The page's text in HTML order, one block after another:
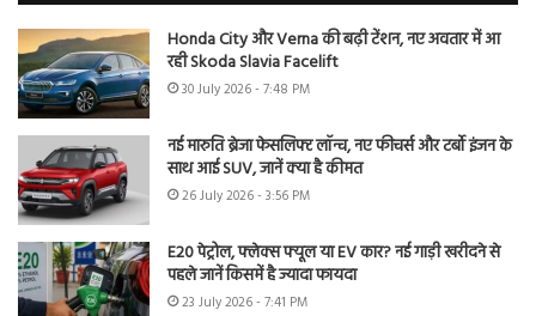
Honda City और Verna की बढ़ी टेंशन, नए अवतार में आ
रही Skoda Slavia Facelift
30 July 2026 - 7:48 PM
नई मारुति ब्रेजा फेसलिफ्ट लॉन्च, नए फीचर्स और टर्बो इंजन के
साथ आई SUV, जानें क्या है कीमत
26 July 2026 - 3:56 PM
E20 पेट्रोल, फ्लेक्स फ्यूल या EV कार? नई गाड़ी खरीदने से
पहले जानें किसमें है ज्यादा फायदा
23 July 2026 - 7:41 PM